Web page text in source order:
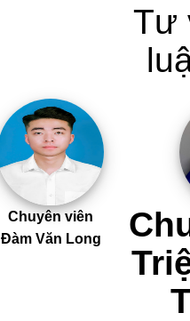
Tư
Chuyên viên
Đàm Văn Long